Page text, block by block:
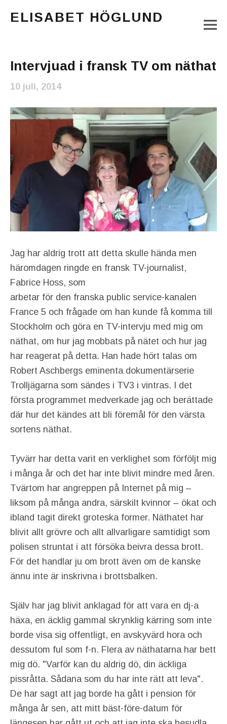
ELISABET HÖGLUND
Intervjuad i fransk TV om näthat
10 juli, 2014
Jag har aldrig trott att detta skulle hända men
häromdagen ringde en fransk TV-journalist,
Fabrice Hoss, som
arbetar för den franska public service-kanalen
France 5 och frågade om han kunde få komma till
Stockholm och göra en TV-intervju med mig om
näthat, om hur jag mobbats på nätet och hur jag
har reagerat på detta. Han hade hört talas om
Robert Aschbergs eminenta dokumentärserie
Trolljägarna som sändes i TV3 i vintras. I det
första programmet medverkade jag och berättade
där hur det kändes att bli föremål för den värsta
sortens näthat.
Tyvärr har detta varit en verklighet som förföljt mig
i många år och det har inte blivit mindre med åren.
Tvärtom har angreppen på Internet på mig –
liksom på många andra, särskilt kvinnor – ökat och
ibland tagit direkt groteska former. Näthatet har
blivit allt grövre och allt allvarligare samtidigt som
polisen struntat i att försöka beivra dessa brott.
För det handlar ju om brott även om de kanske
ännu inte är inskrivna i brottsbalken.
Själv har jag blivit anklagad för att vara en dj-a
häxa, en äcklig gammal skrynklig kärring som inte
borde visa sig offentligt, en avskyvärd hora och
dessutom ful som f-n. Flera av näthatarna har bett
mig dö. "Varför kan du aldrig dö, din äckliga
pissråtta. Sådana som du har inte rätt att leva".
De har sagt att jag borde ha gått i pension för
många år sen, att mitt bäst-före-datum för